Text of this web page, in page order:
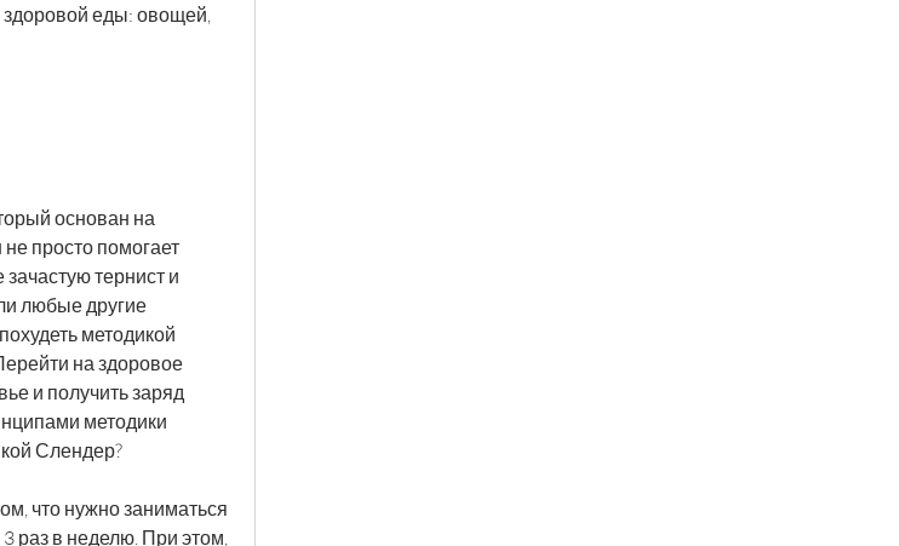
здоровой еды: овощей,
основан на
просто помогает
тернист и
любые другие
методикой
на здоровое
и получить заряд
методики
Слендер?
что нужно заниматься
раз в неделю. При этом,